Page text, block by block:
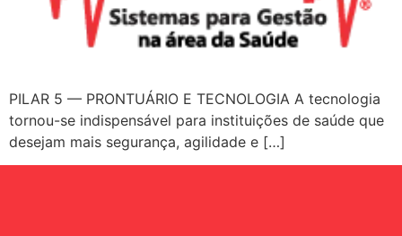
PILAR 5 — PRONTUÁRIO E TECNOLOGIA A tecnologia
tornou-se indispensável para instituições de saúde que
desejam mais segurança, agilidade e […]